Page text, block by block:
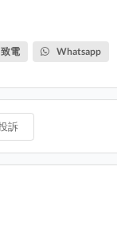
致電 Whatsapp
訴